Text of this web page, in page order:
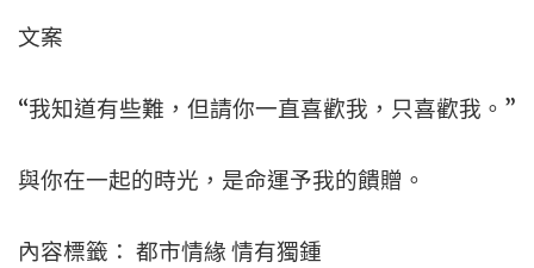
文案
“我知道有些難，但請你一直喜歡我，只喜歡我。”
與你在一起的時光，是命運予我的饋贈。
內容標籤： 都市情緣 情有獨鍾